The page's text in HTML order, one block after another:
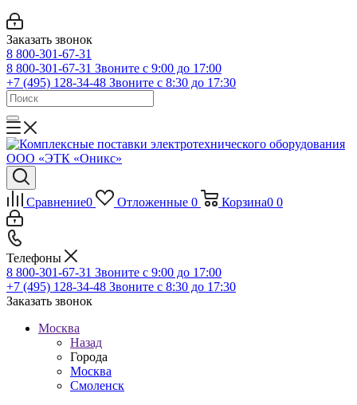
Заказать звонок
8 800-301-67-31
8 800-301-67-31 Звоните с 9:00 до 17:00
+7 (495) 128-34-48 Звоните с 8:30 до 17:30
Сравнение0 Отложенные 0 Корзина0 0
Телефоны
8 800-301-67-31 Звоните с 9:00 до 17:00
+7 (495) 128-34-48 Звоните с 8:30 до 17:30
Заказать звонок
Москва
Назад
Города
Москва
Смоленск